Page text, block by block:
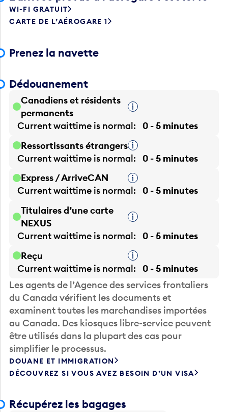
WI-FI GRATUIT
CARTE DE L’AÉROGARE 1
Prenez la navette
Dédouanement
Canadiens et résidents
permanents
Infobulle
Current waittime is normal
0 - 5 minutes
Ressortissants étrangersInfobulle
Current waittime is normal
0 - 5 minutes
Express / ArriveCAN
Infobulle
Current waittime is normal
0 - 5 minutes
Titulaires d’une carte
NEXUS
Infobulle
Current waittime is normal
0 - 5 minutes
Reçu
Infobulle
Current waittime is normal
0 - 5 minutes
Les agents de l’Agence des services frontaliers
du Canada vérifient les documents et
examinent toutes les marchandises importées
au Canada. Des kiosques libre-service peuvent
être utilisés dans la plupart des cas pour
simplifier le processus.
DOUANE ET IMMIGRATION
DÉCOUVREZ SI VOUS AVEZ BESOIN D’UN VISA
Récupérez les bagages